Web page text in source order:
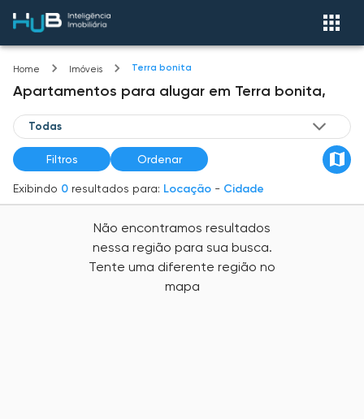
Home Imóveis Terra bonita
Apartamentos para alugar em Terra bonita,
Filtros Ordenar
Exibindo 0 resultados para: Locação - Cidade
Não encontramos resultados
nessa região para sua busca.
Tente uma diferente região no
mapa